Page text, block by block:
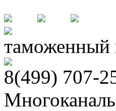
таможенный
8(499) 707-